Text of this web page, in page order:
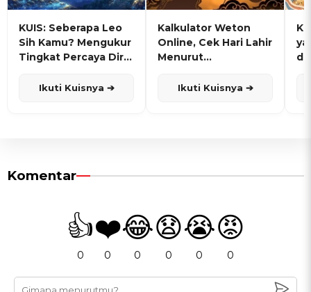
KUIS: Seberapa Leo
Sih Kamu? Mengukur
Tingkat Percaya Diri
Ikuti Kuisnya ➔
Kalkulator Weton
Online, Cek Hari Lahir
Menurut
Ikuti Kuisnya ➔
Komentar
👍
0
❤️
0
😂
0
😧
0
😭
0
😡
0